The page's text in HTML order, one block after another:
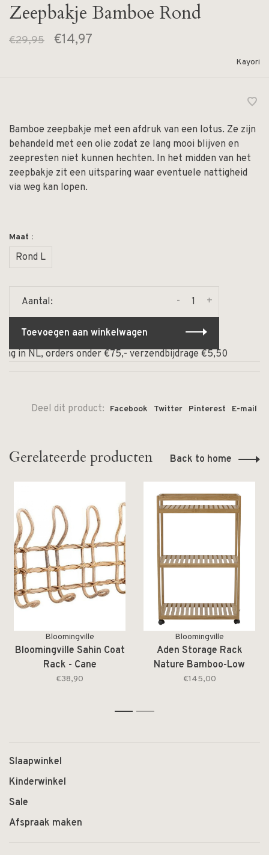
Zeepbakje Bamboe Rond
€29,95 €14,97
Kayori
Bamboe zeepbakje met een afdruk van een lotus. Ze zijn
behandeld met een olie zodat ze lang mooi blijven en
zeepresten niet kunnen hechten. In het midden van het
zeepbakje zit een uitsparing waar eventuele nattigheid
via weg kan lopen.
Maat :
Rond L
Aantal: +
-
Toevoegen aan winkelwagen
in NL, orders onder €75,- verzendbijdrage €5,50
Deel dit product: Facebook Twitter Pinterest E-mail
Gerelateerde producten Back to home
Bloomingville
Bloomingville Sahin Coat
Rack - Cane
€38,90
Bloomingville
Aden Storage Rack
Nature Bamboo-Low
€145,00
1 2
Slaapwinkel
Kinderwinkel
Sale
Afspraak maken